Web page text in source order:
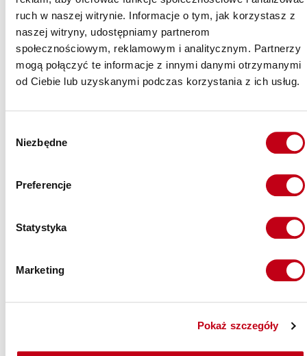
ruch w naszej witrynie. Informacje o tym, jak korzystasz z
naszej witryny, udostępniamy partnerom
społecznościowym, reklamowym i analitycznym. Partnerzy
mogą połączyć te informacje z innymi danymi otrzymanymi
od Ciebie lub uzyskanymi podczas korzystania z ich usług.
zgody
Niezbędne
Preferencje
Statystyka
Marketing
Pokaż szczegóły
zapewniamy smaczne posiłki prosto do Twojej pracy. Również
do miejscowości Werdun! Dzięki temu nawet podczas
długiego dnia pracy możesz cieszyć się zdrowym i smacznym
posiłkiem.
ZADOWOLONYCH